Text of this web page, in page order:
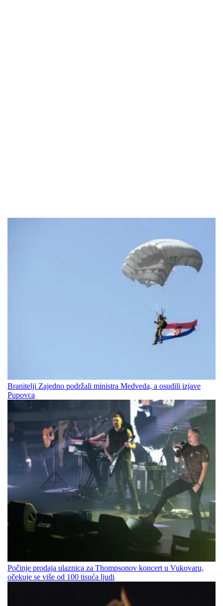
Branitelji Zajedno podržali ministra Medveda, a osudili izjave
Pupovca
Počinje prodaja ulaznica za Thompsonov koncert u Vukovaru,
očekuje se više od 100 tisuća ljudi